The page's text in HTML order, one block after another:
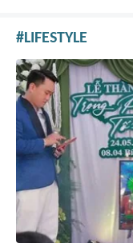
LIFESTYLE